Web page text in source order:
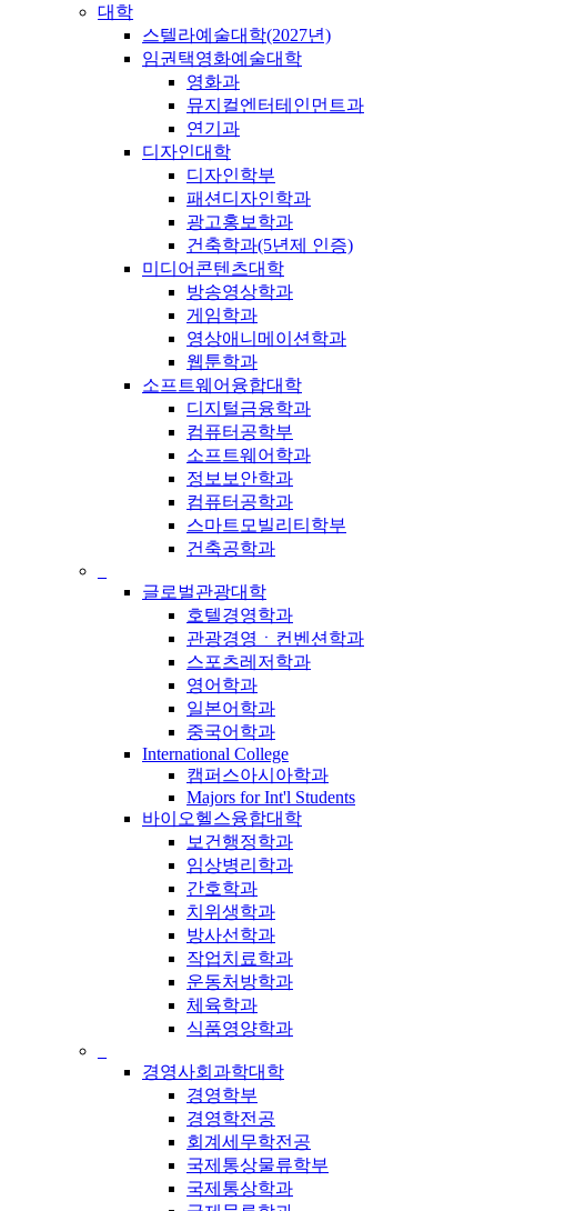
대학
스텔라예술대학(2027년)
임권택영화예술대학
영화과
뮤지컬엔터테인먼트과
연기과
디자인대학
디자인학부
패션디자인학과
광고홍보학과
건축학과(5년제 인증)
미디어콘텐츠대학
방송영상학과
게임학과
영상애니메이션학과
웹툰학과
소프트웨어융합대학
디지털금융학과
컴퓨터공학부
소프트웨어학과
정보보안학과
컴퓨터공학과
스마트모빌리티학부
건축공학과
글로벌관광대학
호텔경영학과
관광경영ㆍ컨벤션학과
스포츠레저학과
영어학과
일본어학과
중국어학과
International College
캠퍼스아시아학과
Majors for Int'l Students
바이오헬스융합대학
보건행정학과
임상병리학과
간호학과
치위생학과
방사선학과
작업치료학과
운동처방학과
체육학과
식품영양학과
경영사회과학대학
경영학부
경영학전공
회계세무학전공
국제통상물류학부
국제통상학과